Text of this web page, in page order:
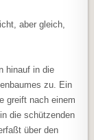
aber gleich,
hinauf in die
zu. Ein
greift nach einem
die schützenden
über den